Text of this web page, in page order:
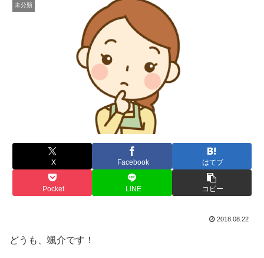
未分類
X Facebook はてブ
Pocket LINE コピー
2018.08.22
どうも、颯介です！